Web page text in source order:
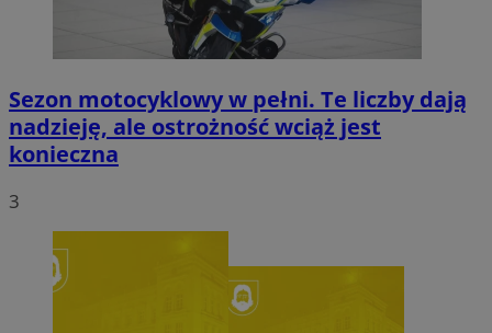
Sezon motocyklowy w pełni. Te liczby dają
nadzieję, ale ostrożność wciąż jest
konieczna
3